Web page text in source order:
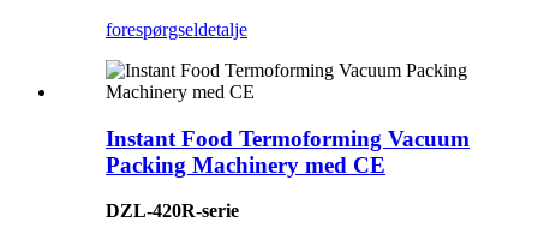
forespørgseldetalje
Instant Food Termoforming Vacuum
Packing Machinery med CE
DZL-420R-serie